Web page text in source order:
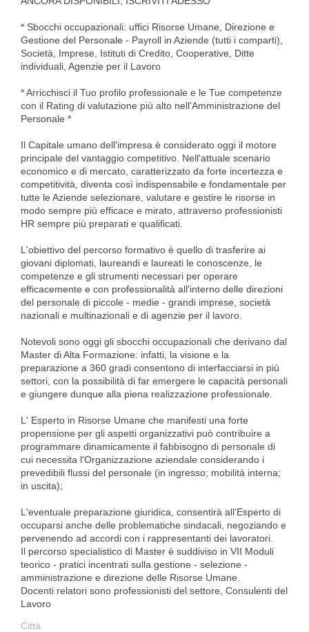
* Sbocchi occupazionali: uffici Risorse Umane, Direzione e
Gestione del Personale - Payroll in Aziende (tutti i comparti),
Società, Imprese, Istituti di Credito, Cooperative, Ditte
individuali, Agenzie per il Lavoro
* Arricchisci il Tuo profilo professionale e le Tue competenze
con il Rating di valutazione più alto nell'Amministrazione del
Personale *
Il Capitale umano dell'impresa è considerato oggi il motore
principale del vantaggio competitivo. Nell'attuale scenario
economico e di mercato, caratterizzato da forte incertezza e
competitività, diventa così indispensabile e fondamentale per
tutte le Aziende selezionare, valutare e gestire le risorse in
modo sempre più efficace e mirato, attraverso professionisti
HR sempre più preparati e qualificati.
L'obiettivo del percorso formativo è quello di trasferire ai
giovani diplomati, laureandi e laureati le conoscenze, le
competenze e gli strumenti necessari per operare
efficacemente e con professionalità all'interno delle direzioni
del personale di piccole - medie - grandi imprese, società
nazionali e multinazionali e di agenzie per il lavoro.
Notevoli sono oggi gli sbocchi occupazionali che derivano dal
Master di Alta Formazione: infatti, la visione e la
preparazione a 360 gradi consentono di interfacciarsi in più
settori, con la possibilità di far emergere le capacità personali
e giungere dunque alla piena realizzazione professionale.
L' Esperto in Risorse Umane che manifesti una forte
propensione per gli aspetti organizzativi può contribuire a
programmare dinamicamente il fabbisogno di personale di
cui necessita l'Organizzazione aziendale considerando i
prevedibili flussi del personale (in ingresso; mobilità interna;
in uscita);
L'eventuale preparazione giuridica, consentirà all'Esperto di
occuparsi anche delle problematiche sindacali, negoziando e
pervenendo ad accordi con i rappresentanti dei lavoratori.
Il percorso specialistico di Master è suddiviso in VII Moduli
teorico - pratici incentrati sulla gestione - selezione -
amministrazione e direzione delle Risorse Umane.
Docenti relatori sono professionisti del settore, Consulenti del
Lavoro
Città